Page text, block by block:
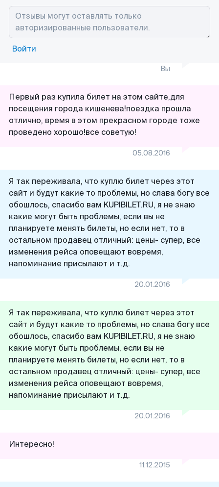
Войти
Вы
Первый раз купила билет на этом сайте,для
посещения города кишенева!поездка прошла
отлично, время в этом прекрасном городе тоже
проведено хорошо!все советую!
05.08.2016
Я так переживала, что куплю билет через этот
сайт и будут какие то проблемы, но слава богу все
обошлось, спасибо вам KUPIBILET.RU, я не знаю
какие могут быть проблемы, если вы не
планируете менять билеты, но если нет, то в
остальном продавец отличный: цены- супер, все
изменения рейса оповещают вовремя,
напоминание присылают и т.д.
20.01.2016
Я так переживала, что куплю билет через этот
сайт и будут какие то проблемы, но слава богу все
обошлось, спасибо вам KUPIBILET.RU, я не знаю
какие могут быть проблемы, если вы не
планируете менять билеты, но если нет, то в
остальном продавец отличный: цены- супер, все
изменения рейса оповещают вовремя,
напоминание присылают и т.д.
20.01.2016
Интересно!
11.12.2015